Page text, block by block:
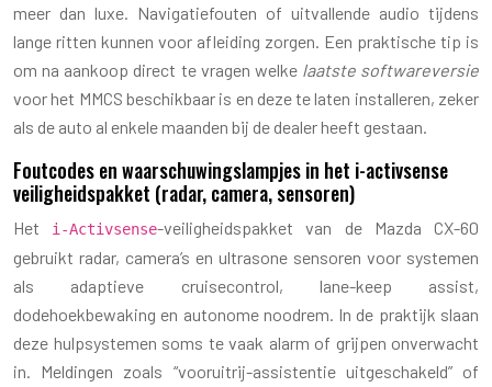
meer dan luxe. Navigatiefouten of uitvallende audio tijdens
lange ritten kunnen voor afleiding zorgen. Een praktische tip is
om na aankoop direct te vragen welke laatste softwareversie
voor het MMCS beschikbaar is en deze te laten installeren, zeker
als de auto al enkele maanden bij de dealer heeft gestaan.
Foutcodes en waarschuwingslampjes in het i-activsense
veiligheidspakket (radar, camera, sensoren)
Het i-Activsense-veiligheidspakket van de Mazda CX-60
gebruikt radar, camera’s en ultrasone sensoren voor systemen
als adaptieve cruisecontrol, lane-keep assist,
dodehoekbewaking en autonome noodrem. In de praktijk slaan
deze hulpsystemen soms te vaak alarm of grijpen onverwacht
in. Meldingen zoals “vooruitrij-assistentie uitgeschakeld” of